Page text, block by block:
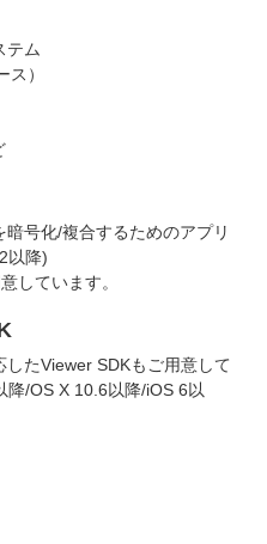
テム
）
号化/複合するためのアプリ
以降)
しています。
たViewer SDKもご用意して
降/OS X 10.6以降/iOS 6以